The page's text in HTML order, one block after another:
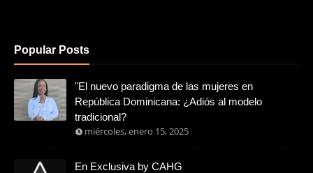
Popular Posts
"El nuevo paradigma de las mujeres en
República Dominicana: ¿Adiós al modelo
tradicional?
miércoles, enero 15, 2025
En Exclusiva by CAHG